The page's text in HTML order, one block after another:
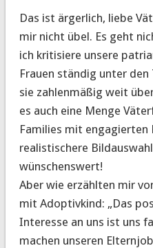
Das ist ärgerlich, liebe
mir nicht übel. Es geht
ich kritisiere unsere
Frauen ständig unter
sie zahlenmäßig weit
es auch eine Menge
Families mit engagierten
realistischere
wünschenswert!
Aber wie erzählten mir
mit Adoptivkind: „Das
Interesse an uns ist uns
machen unseren